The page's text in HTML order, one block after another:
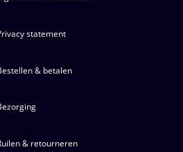
statement
& betalen
& retourneren